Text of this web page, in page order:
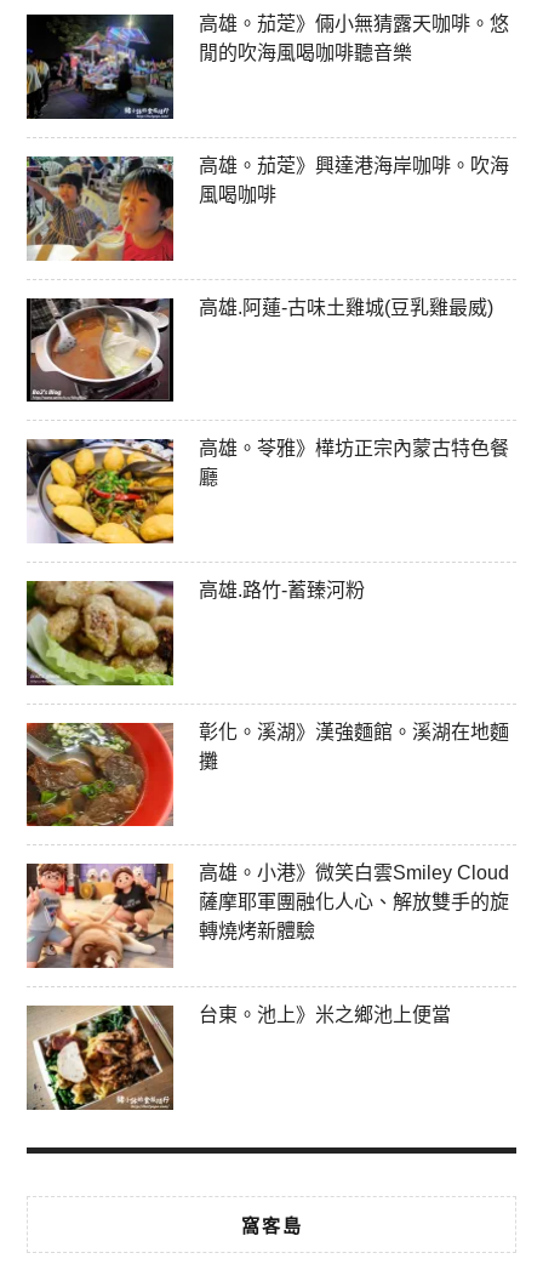
高雄。茄萣》倆小無猜露天咖啡。悠
閒的吹海風喝咖啡聽音樂
高雄。茄萣》興達港海岸咖啡。吹海
風喝咖啡
高雄.阿蓮-古味土雞城(豆乳雞最威)
高雄。苓雅》樺坊正宗內蒙古特色餐
廳
高雄.路竹-蓄臻河粉
彰化。溪湖》漢強麵館。溪湖在地麵
攤
高雄。小港》微笑白雲Smiley Cloud
薩摩耶軍團融化人心、解放雙手的旋
轉燒烤新體驗
台東。池上》米之鄉池上便當
窩客島